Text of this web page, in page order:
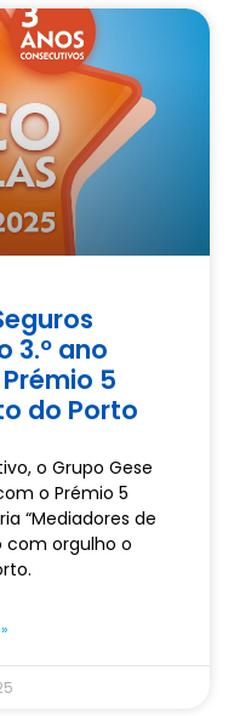
3.º ano
5
do Porto
o Grupo Gese
o Prémio 5
“Mediadores de
com orgulho o